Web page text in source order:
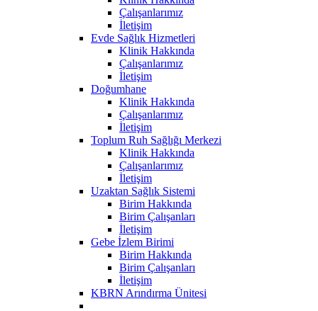
Çalışanlarımız
İletişim
Evde Sağlık Hizmetleri
Klinik Hakkında
Çalışanlarımız
İletişim
Doğumhane
Klinik Hakkında
Çalışanlarımız
İletişim
Toplum Ruh Sağlığı Merkezi
Klinik Hakkında
Çalışanlarımız
İletişim
Uzaktan Sağlık Sistemi
Birim Hakkında
Birim Çalışanları
İletişim
Gebe İzlem Birimi
Birim Hakkında
Birim Çalışanları
İletişim
KBRN Arındırma Ünitesi